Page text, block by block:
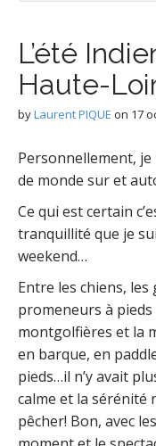
L’été
Haute-
byLaurent PIQUE on 17
Personnellement, je
de monde sur et
Ce qui est certain
tranquillité que je
weekend…
Entre les chiens,
promeneurs à
montgolfières et la
en barque, en
pieds…il n’y avait
calme et la sérénité
pêcher! Bon, avec